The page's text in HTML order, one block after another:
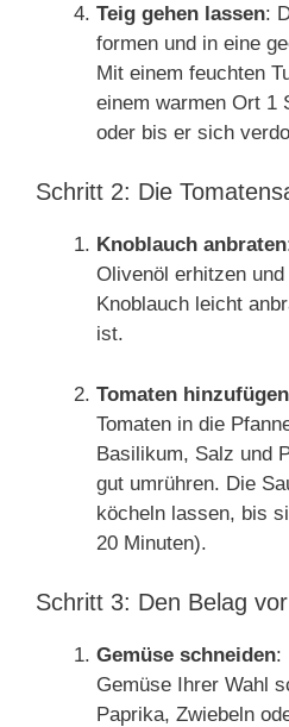
Teig gehen lassen:
formen und in eine
Mit einem feuchten
einem warmen Ort 1
oder bis er sich
Schritt 2: Die
Knoblauch anbraten
Olivenöl erhitzen
Knoblauch leicht
ist.
Tomaten hinzufügen
Tomaten in die
Basilikum, Salz und
gut umrühren. Die
köcheln lassen, bis
20 Minuten).
Schritt 3: Den Belag
Gemüse schneiden:
Gemüse Ihrer Wahl
Paprika, Zwiebeln